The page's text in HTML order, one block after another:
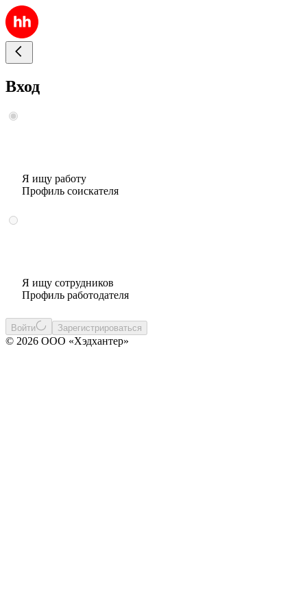
Вход
Я ищу работу
Профиль соискателя
Я ищу сотрудников
Профиль работодателя
Войти Зарегистрироваться
© 2026 ООО «Хэдхантер»